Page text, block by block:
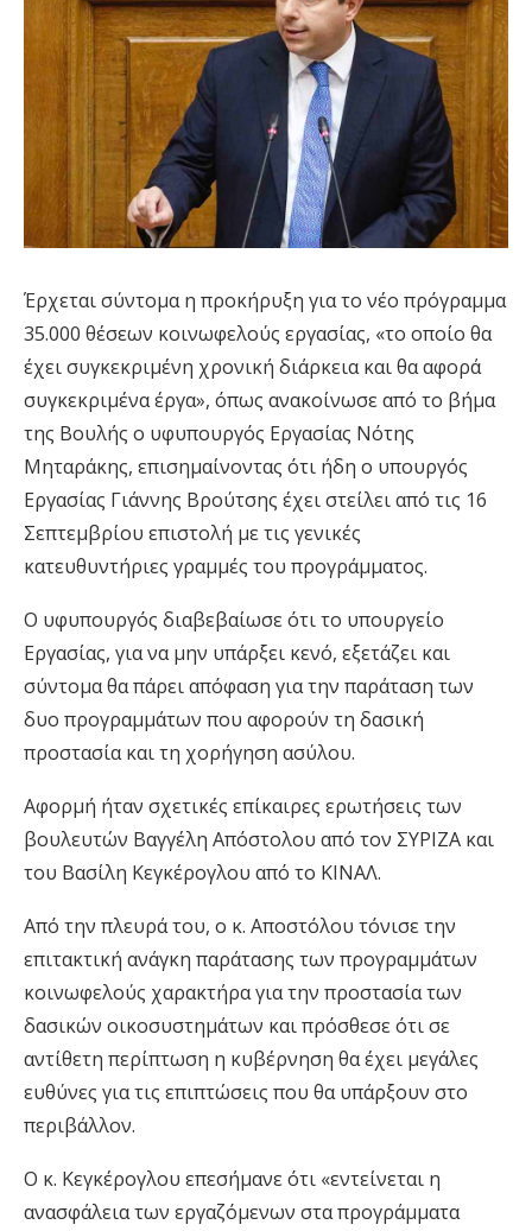
Έρχεται σύντομα η προκήρυξη για το νέο πρόγραμμα
35.000 θέσεων κοινωφελούς εργασίας, «το οποίο θα
έχει συγκεκριμένη χρονική διάρκεια και θα αφορά
συγκεκριμένα έργα», όπως ανακοίνωσε από το βήμα
της Βουλής ο υφυπουργός Εργασίας Νότης
Μηταράκης, επισημαίνοντας ότι ήδη ο υπουργός
Εργασίας Γιάννης Βρούτσης έχει στείλει από τις 16
Σεπτεμβρίου επιστολή με τις γενικές
κατευθυντήριες γραμμές του προγράμματος.
Ο υφυπουργός διαβεβαίωσε ότι το υπουργείο
Εργασίας, για να μην υπάρξει κενό, εξετάζει και
σύντομα θα πάρει απόφαση για την παράταση των
δυο προγραμμάτων που αφορούν τη δασική
προστασία και τη χορήγηση ασύλου.
Αφορμή ήταν σχετικές επίκαιρες ερωτήσεις των
βουλευτών Βαγγέλη Απόστολου από τον ΣΥΡΙΖΑ και
του Βασίλη Κεγκέρογλου από το ΚΙΝΑΛ.
Από την πλευρά του, ο κ. Αποστόλου τόνισε την
επιτακτική ανάγκη παράτασης των προγραμμάτων
κοινωφελούς χαρακτήρα για την προστασία των
δασικών οικοσυστημάτων και πρόσθεσε ότι σε
αντίθετη περίπτωση η κυβέρνηση θα έχει μεγάλες
ευθύνες για τις επιπτώσεις που θα υπάρξουν στο
περιβάλλον.
Ο κ. Κεγκέρογλου επεσήμανε ότι «εντείνεται η
ανασφάλεια των εργαζόμενων στα προγράμματα